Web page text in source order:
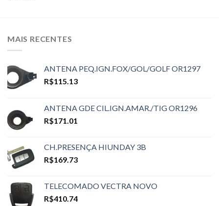
MAIS RECENTES
ANTENA PEQ.IGN.FOX/GOL/GOLF OR1297
R$115.13
ANTENA GDE CIL.IGN.AMAR./TIG OR1296
R$171.01
CH.PRESENÇA HIUNDAY 3B
R$169.73
TELECOMADO VECTRA NOVO
R$410.74